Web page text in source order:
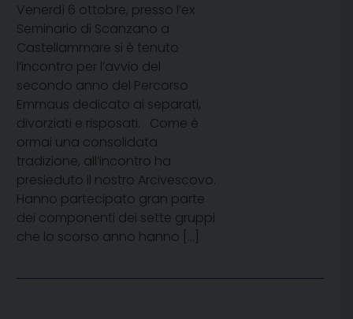
Venerdì 6 ottobre, presso l’ex
Seminario di Scanzano a
Castellammare si è tenuto
l’incontro per l’avvio del
secondo anno del Percorso
Emmaus dedicato ai separati,
divorziati e risposati. Come è
ormai una consolidata
tradizione, all’incontro ha
presieduto il nostro Arcivescovo.
Hanno partecipato gran parte
dei componenti dei sette gruppi
che lo scorso anno hanno […]